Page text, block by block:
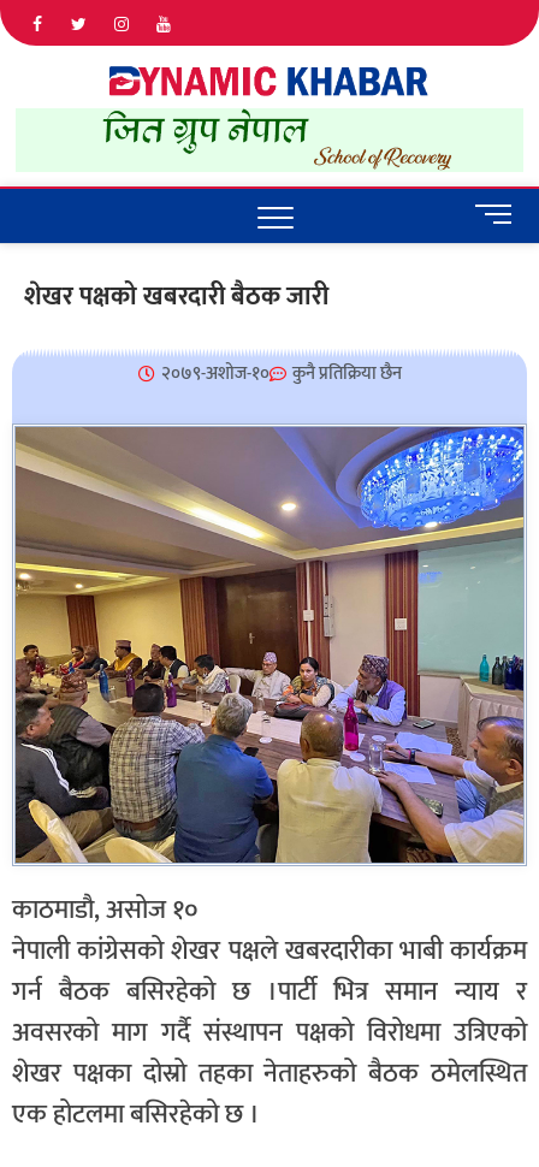
IN NEPAL
M
e
u
o
n
शेखर पक्षको खबरदारी बैठक जारी
२०७९-अशोज-१० कुनै प्रतिक्रिया छैन
काठमाडौ, असोज १०
नेपाली कांग्रेसको शेखर पक्षले खबरदारीका भाबी कार्यक्रम
गर्न बैठक बसिरहेको छ ।पार्टी भित्र समान न्याय र
अवसरको माग गर्दै संस्थापन पक्षको विरोधमा उत्रिएको
शेखर पक्षका दोस्रो तहका नेताहरुको बैठक ठमेलस्थित
एक होटलमा बसिरहेको छ ।